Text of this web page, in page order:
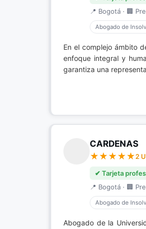
📍 Bogotá · 🏢
Abogado de
En el complejo ámbito
enfoque integral y
garantiza una
CARDENAS
2
✔ Tarjeta
📍 Bogotá · 🏢
Abogado de
Abogado de la